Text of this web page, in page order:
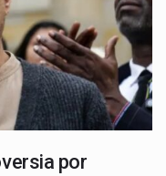
por